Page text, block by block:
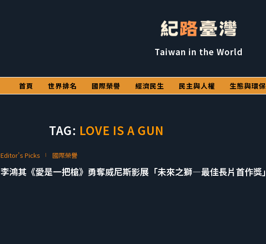
Taiwan in the World
首頁 世界排名 國際榮譽 經濟民生 民主與人權 生態與環保
TAG: LOVE IS A GUN
Editor's Picks 國際榮譽
李鴻其《愛是一把槍》勇奪威尼斯影展「未來之獅—最佳長片首作獎」